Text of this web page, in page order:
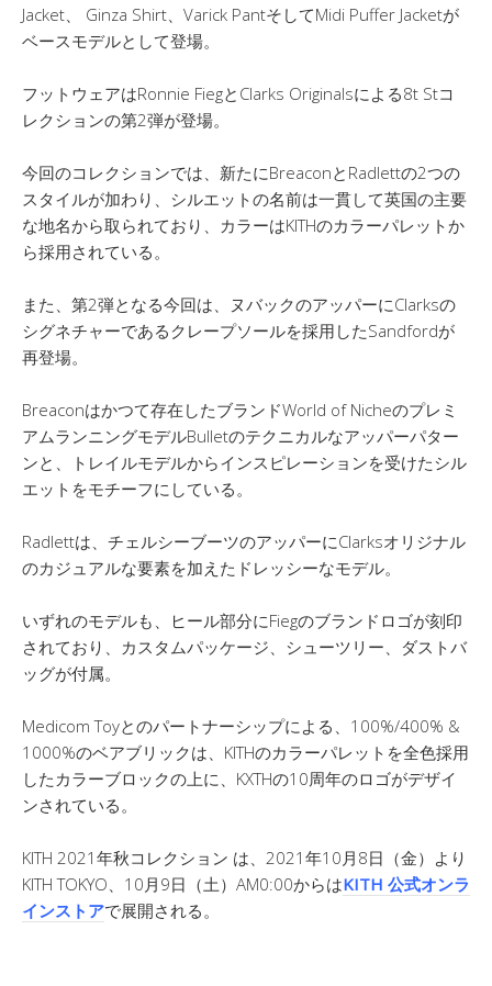
Jacket、 Ginza Shirt、Varick PantそしてMidi Puffer Jacketが
ベースモデルとして登場。
フットウェアはRonnie FiegとClarks Originalsによる8t Stコ
レクションの第2弾が登場。
今回のコレクションでは、新たにBreaconとRadlettの2つの
スタイルが加わり、シルエットの名前は一貫して英国の主要
な地名から取られており、カラーはKITHのカラーパレットか
ら採用されている。
また、第2弾となる今回は、ヌバックのアッパーにClarksの
シグネチャーであるクレープソールを採用したSandfordが
再登場。
Breaconはかつて存在したブランドWorld of Nicheのプレミ
アムランニングモデルBulletのテクニカルなアッパーパター
ンと、トレイルモデルからインスピレーションを受けたシル
エットをモチーフにしている。
Radlettは、チェルシーブーツのアッパーにClarksオリジナル
のカジュアルな要素を加えたドレッシーなモデル。
いずれのモデルも、ヒール部分にFiegのブランドロゴが刻印
されており、カスタムパッケージ、シューツリー、ダストバ
ッグが付属。
Medicom Toyとのパートナーシップによる、100%/400% &
1000%のベアブリックは、KITHのカラーパレットを全色採用
したカラーブロックの上に、KXTHの10周年のロゴがデザイ
ンされている。
KITH 2021年秋コレクション は、2021年10月8日（金）より
KITH TOKYO、10月9日（土）AM0:00からはKITH 公式オンラ
インストアで展開される。